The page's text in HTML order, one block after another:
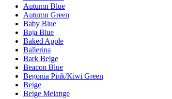
Autumn Blue
Autumn Green
Baby Blue
Baja Blue
Baked Apple
Ballerina
Bark Beige
Beacon Blue
Begonia Pink/Kiwi Green
Beige
Beige Melange